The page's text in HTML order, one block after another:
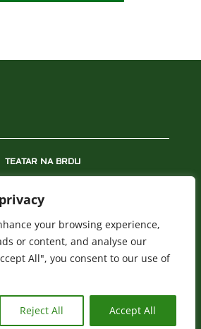
your browsing experience,
or content, and analyse our
All", you consent to our use of
Reject All Accept All
TEATAR NA BRDU
PREDSTAVE
BLAGAJNA
POLITIKA PRIVATNOSTI
All rights reserved. ©teatarnabrdu.rs| @webish.rs